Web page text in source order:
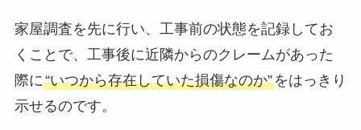
家屋調査を先に行い、工事前の状態を記録してお
くことで、工事後に近隣からのクレームがあった
際に“いつから存在していた損傷なのか”をはっきり
示せるのです。